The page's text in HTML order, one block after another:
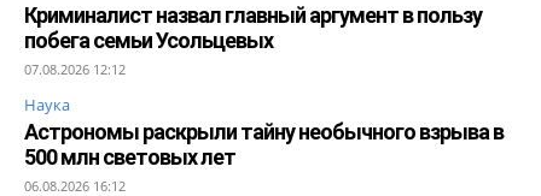
Криминалист назвал главный аргумент в пользу
побега семьи Усольцевых
07.08.2026 12:12
Наука
Астрономы раскрыли тайну необычного взрыва в
500 млн световых лет
06.08.2026 16:12